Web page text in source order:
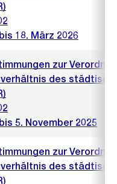
18. März 2026
zur
des
5. November 2025
zur
des